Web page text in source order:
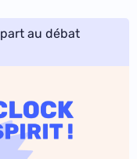
au débat